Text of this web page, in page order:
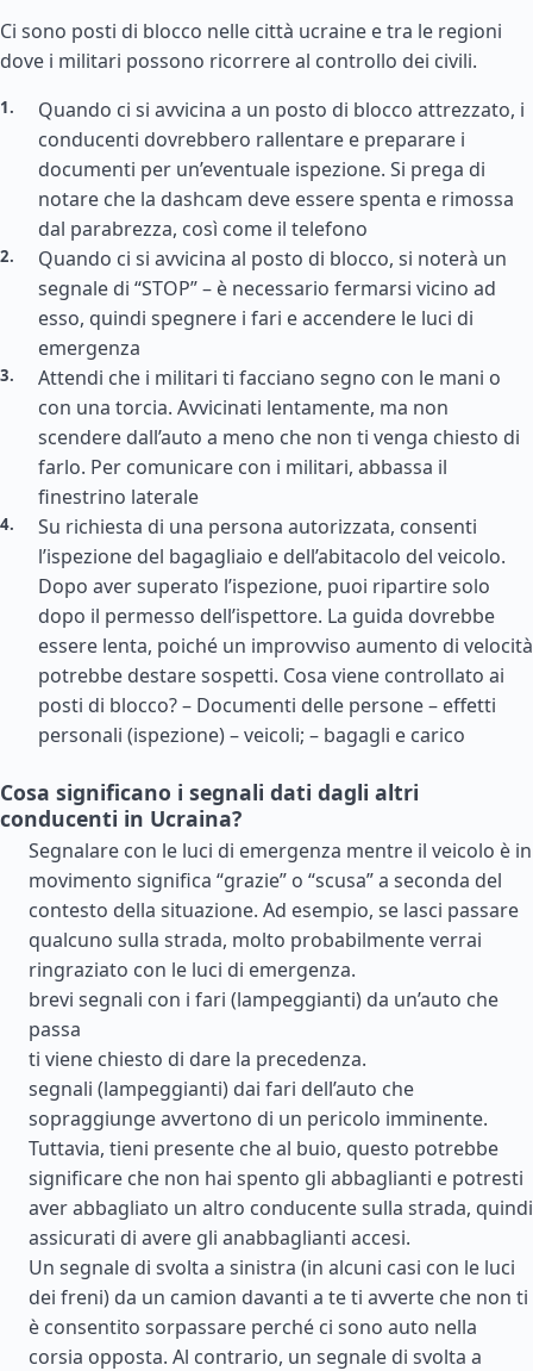
Ci sono posti di blocco nelle città ucraine e tra le regioni
dove i militari possono ricorrere al controllo dei civili.
Quando ci si avvicina a un posto di blocco attrezzato, i
conducenti dovrebbero rallentare e preparare i
documenti per un’eventuale ispezione. Si prega di
notare che la dashcam deve essere spenta e rimossa
dal parabrezza, così come il telefono
Quando ci si avvicina al posto di blocco, si noterà un
segnale di “STOP” – è necessario fermarsi vicino ad
esso, quindi spegnere i fari e accendere le luci di
emergenza
Attendi che i militari ti facciano segno con le mani o
con una torcia. Avvicinati lentamente, ma non
scendere dall’auto a meno che non ti venga chiesto di
farlo. Per comunicare con i militari, abbassa il
finestrino laterale
Su richiesta di una persona autorizzata, consenti
l’ispezione del bagagliaio e dell’abitacolo del veicolo.
Dopo aver superato l’ispezione, puoi ripartire solo
dopo il permesso dell’ispettore. La guida dovrebbe
essere lenta, poiché un improvviso aumento di velocità
potrebbe destare sospetti. Cosa viene controllato ai
posti di blocco? – Documenti delle persone – effetti
personali (ispezione) – veicoli; – bagagli e carico
Cosa significano i segnali dati dagli altri
conducenti in Ucraina?
Segnalare con le luci di emergenza mentre il veicolo è in
movimento significa “grazie” o “scusa” a seconda del
contesto della situazione. Ad esempio, se lasci passare
qualcuno sulla strada, molto probabilmente verrai
ringraziato con le luci di emergenza.
brevi segnali con i fari (lampeggianti) da un’auto che
passa
ti viene chiesto di dare la precedenza.
segnali (lampeggianti) dai fari dell’auto che
sopraggiunge avvertono di un pericolo imminente.
Tuttavia, tieni presente che al buio, questo potrebbe
significare che non hai spento gli abbaglianti e potresti
aver abbagliato un altro conducente sulla strada, quindi
assicurati di avere gli anabbaglianti accesi.
Un segnale di svolta a sinistra (in alcuni casi con le luci
dei freni) da un camion davanti a te ti avverte che non ti
è consentito sorpassare perché ci sono auto nella
corsia opposta. Al contrario, un segnale di svolta a